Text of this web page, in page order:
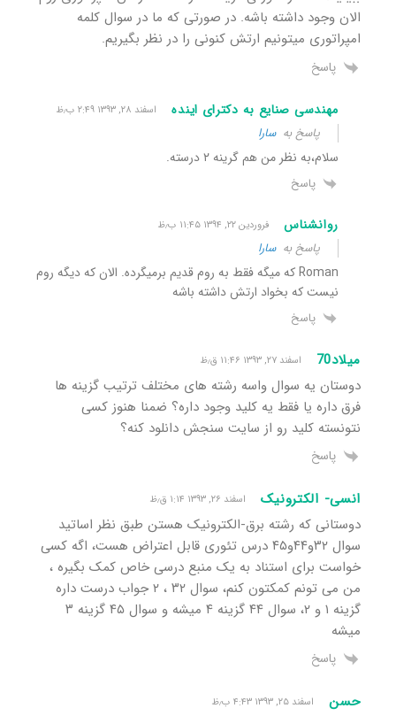
الان وجود داشته باشه. در صورتی که ما در سوال کلمه
امپراتوری میتونیم ارتش کنونی را در نظر بگیریم.
پاسخ
مهندسی صنایع به دکترای اینده اسفند ۲۸, ۱۳۹۳ ۲:۴۹ ب٫ظ
پاسخ بهسارا
سلام،به نظر من هم گرینه ٢ درسته.
پاسخ
روانشناس فروردین ۲۲, ۱۳۹۴ ۱۱:۴۵ ب٫ظ
پاسخ بهسارا
Roman که میگه فقط به روم قدیم برمیگرده. الان که دیگه روم
نیست که بخواد ارتش داشته باشه
پاسخ
میلاد70 اسفند ۲۷, ۱۳۹۳ ۱۱:۴۶ ق٫ظ
دوستان یه سوال واسه رشته های مختلف ترتیب گزینه ها
فرق داره یا فقط یه کلید وجود داره؟ ضمنا هنوز کسی
نتونسته کلید رو از سایت سنجش دانلود کنه؟
پاسخ
انسی- الکترونیک اسفند ۲۶, ۱۳۹۳ ۱:۱۴ ق٫ظ
دوستانی که رشته برق-الکترونیک هستن طبق نظر اساتید
سوال ۳۲و۴۴و۴۵ درس تئوری قابل اعتراض هست، اگه کسی
خواست برای استناد به یک منبع درسی خاص کمک بگیره ،
من می تونم کمکتون کنم، سوال ۳۲ ، ۲ جواب درست داره
گزینه ۱ و ۲، سوال ۴۴ گزینه ۴ میشه و سوال ۴۵ گزینه ۳
میشه
پاسخ
حسن اسفند ۲۵, ۱۳۹۳ ۴:۴۳ ب٫ظ